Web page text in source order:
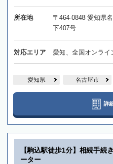
所在地
〒464-0848 愛知県
下407号
対応エリア 愛知、全国オンライ
愛知県 名古屋市
詳
【駒込駅徒歩1分】相続手続
ーター